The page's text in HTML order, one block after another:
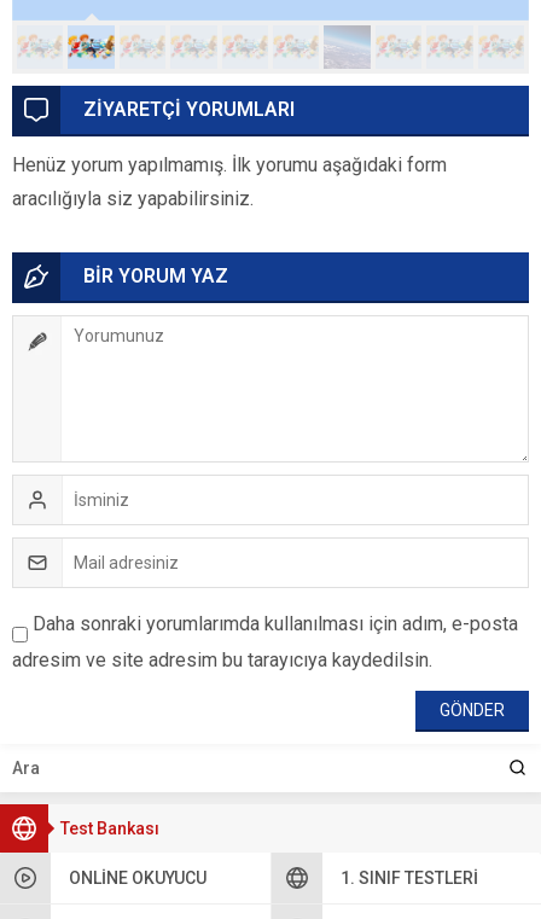
Test Bankası
ONLINE OKUYUCU 1. SINIF TESTLERI
ZİYARETÇİ YORUMLARI
Henüz yorum yapılmamış. İlk yorumu aşağıdaki form
aracılığıyla siz yapabilirsiniz.
BİR YORUM YAZ
Daha sonraki yorumlarımda kullanılması için adım, e-posta
adresim ve site adresim bu tarayıcıya kaydedilsin.